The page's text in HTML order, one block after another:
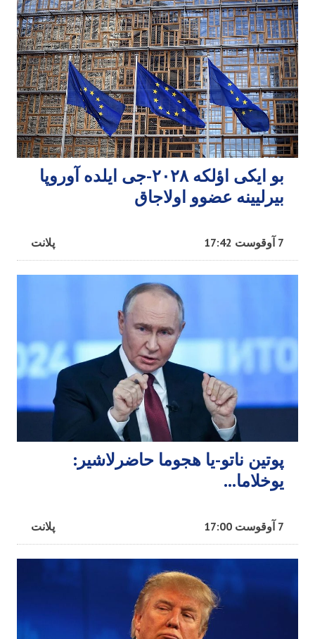
بو ایکی اؤلکه ۲۰۲۸-جی ایلده آوروپا
بیرلیینه عضوو اولاجاق
پلانت 7 آوقوست 17:42
پوتین ناتو-یا هجوما حاضرلاشیر:
یوخلاما...
پلانت 7 آوقوست 17:00